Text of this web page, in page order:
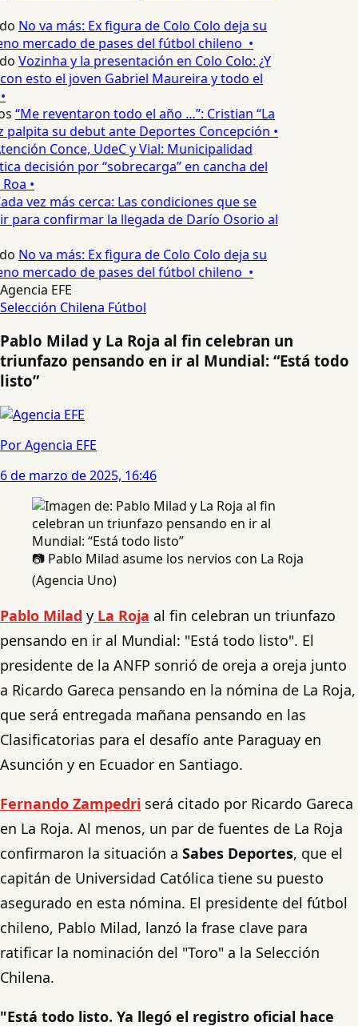
No va más: Ex figura de Colo Colo deja su
mercado de pases del fútbol chileno •
Vozinha y la presentación en Colo Colo: ¿Y
esto el joven Gabriel Maureira y todo el
“Me reventaron todo el año …”: Cristian “La
palpita su debut ante Deportes Concepción •
Conce, UdeC y Vial: Municipalidad
decisión por “sobrecarga” en cancha del
•
vez más cerca: Las condiciones que se
para confirmar la llegada de Darío Osorio al
No va más: Ex figura de Colo Colo deja su
mercado de pases del fútbol chileno •
Agencia EFE
Selección Chilena Fútbol
Pablo Milad y La Roja al fin celebran un
triunfazo pensando en ir al Mundial: “Está todo
listo”
Por Agencia EFE
6 de marzo de 2025, 16:46
📷 Pablo Milad asume los nervios con La Roja
(Agencia Uno)
Pablo Milad y La Roja al fin celebran un triunfazo
pensando en ir al Mundial: "Está todo listo". El
presidente de la ANFP sonrió de oreja a oreja junto
a Ricardo Gareca pensando en la nómina de La Roja,
que será entregada mañana pensando en las
Clasificatorias para el desafío ante Paraguay en
Asunción y en Ecuador en Santiago.
Fernando Zampedri será citado por Ricardo Gareca
en La Roja. Al menos, un par de fuentes de La Roja
confirmaron la situación a Sabes Deportes, que el
capitán de Universidad Católica tiene su puesto
asegurado en esta nómina. El presidente del fútbol
chileno, Pablo Milad, lanzó la frase clave para
ratificar la nominación del "Toro" a la Selección
Chilena.
"Está todo listo. Ya llegó el registro oficial hace